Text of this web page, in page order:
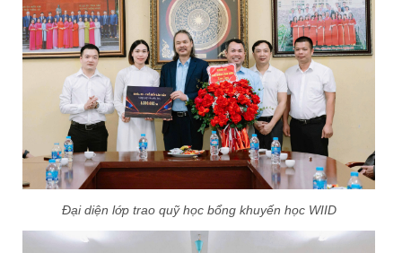
Đại diện lớp trao quỹ học bổng khuyến học WIID